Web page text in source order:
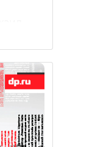
что
57